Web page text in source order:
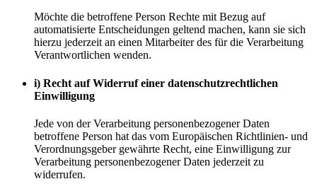
Möchte die betroffene Person Rechte mit Bezug auf
automatisierte Entscheidungen geltend machen, kann sie sich
hierzu jederzeit an einen Mitarbeiter des für die Verarbeitung
Verantwortlichen wenden.
i) Recht auf Widerruf einer datenschutzrechtlichen
Einwilligung
Jede von der Verarbeitung personenbezogener Daten
betroffene Person hat das vom Europäischen Richtlinien- und
Verordnungsgeber gewährte Recht, eine Einwilligung zur
Verarbeitung personenbezogener Daten jederzeit zu
widerrufen.